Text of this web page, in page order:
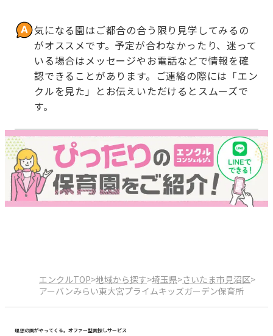
気になる園はご都合の合う限り見学してみるの
がオススメです。予定が合わなかったり、迷って
いる場合はメッセージやお電話などで情報を確
認できることがあります。ご連絡の際には「エン
クルを見た」とお伝えいただけるとスムーズで
す。
エンクルTOP>地域から探す>埼玉県>さいたま市見沼区>
アーバンみらい東大宮プライムキッズガーデン保育所
理想の園がやってくる。オファー型園探しサービス